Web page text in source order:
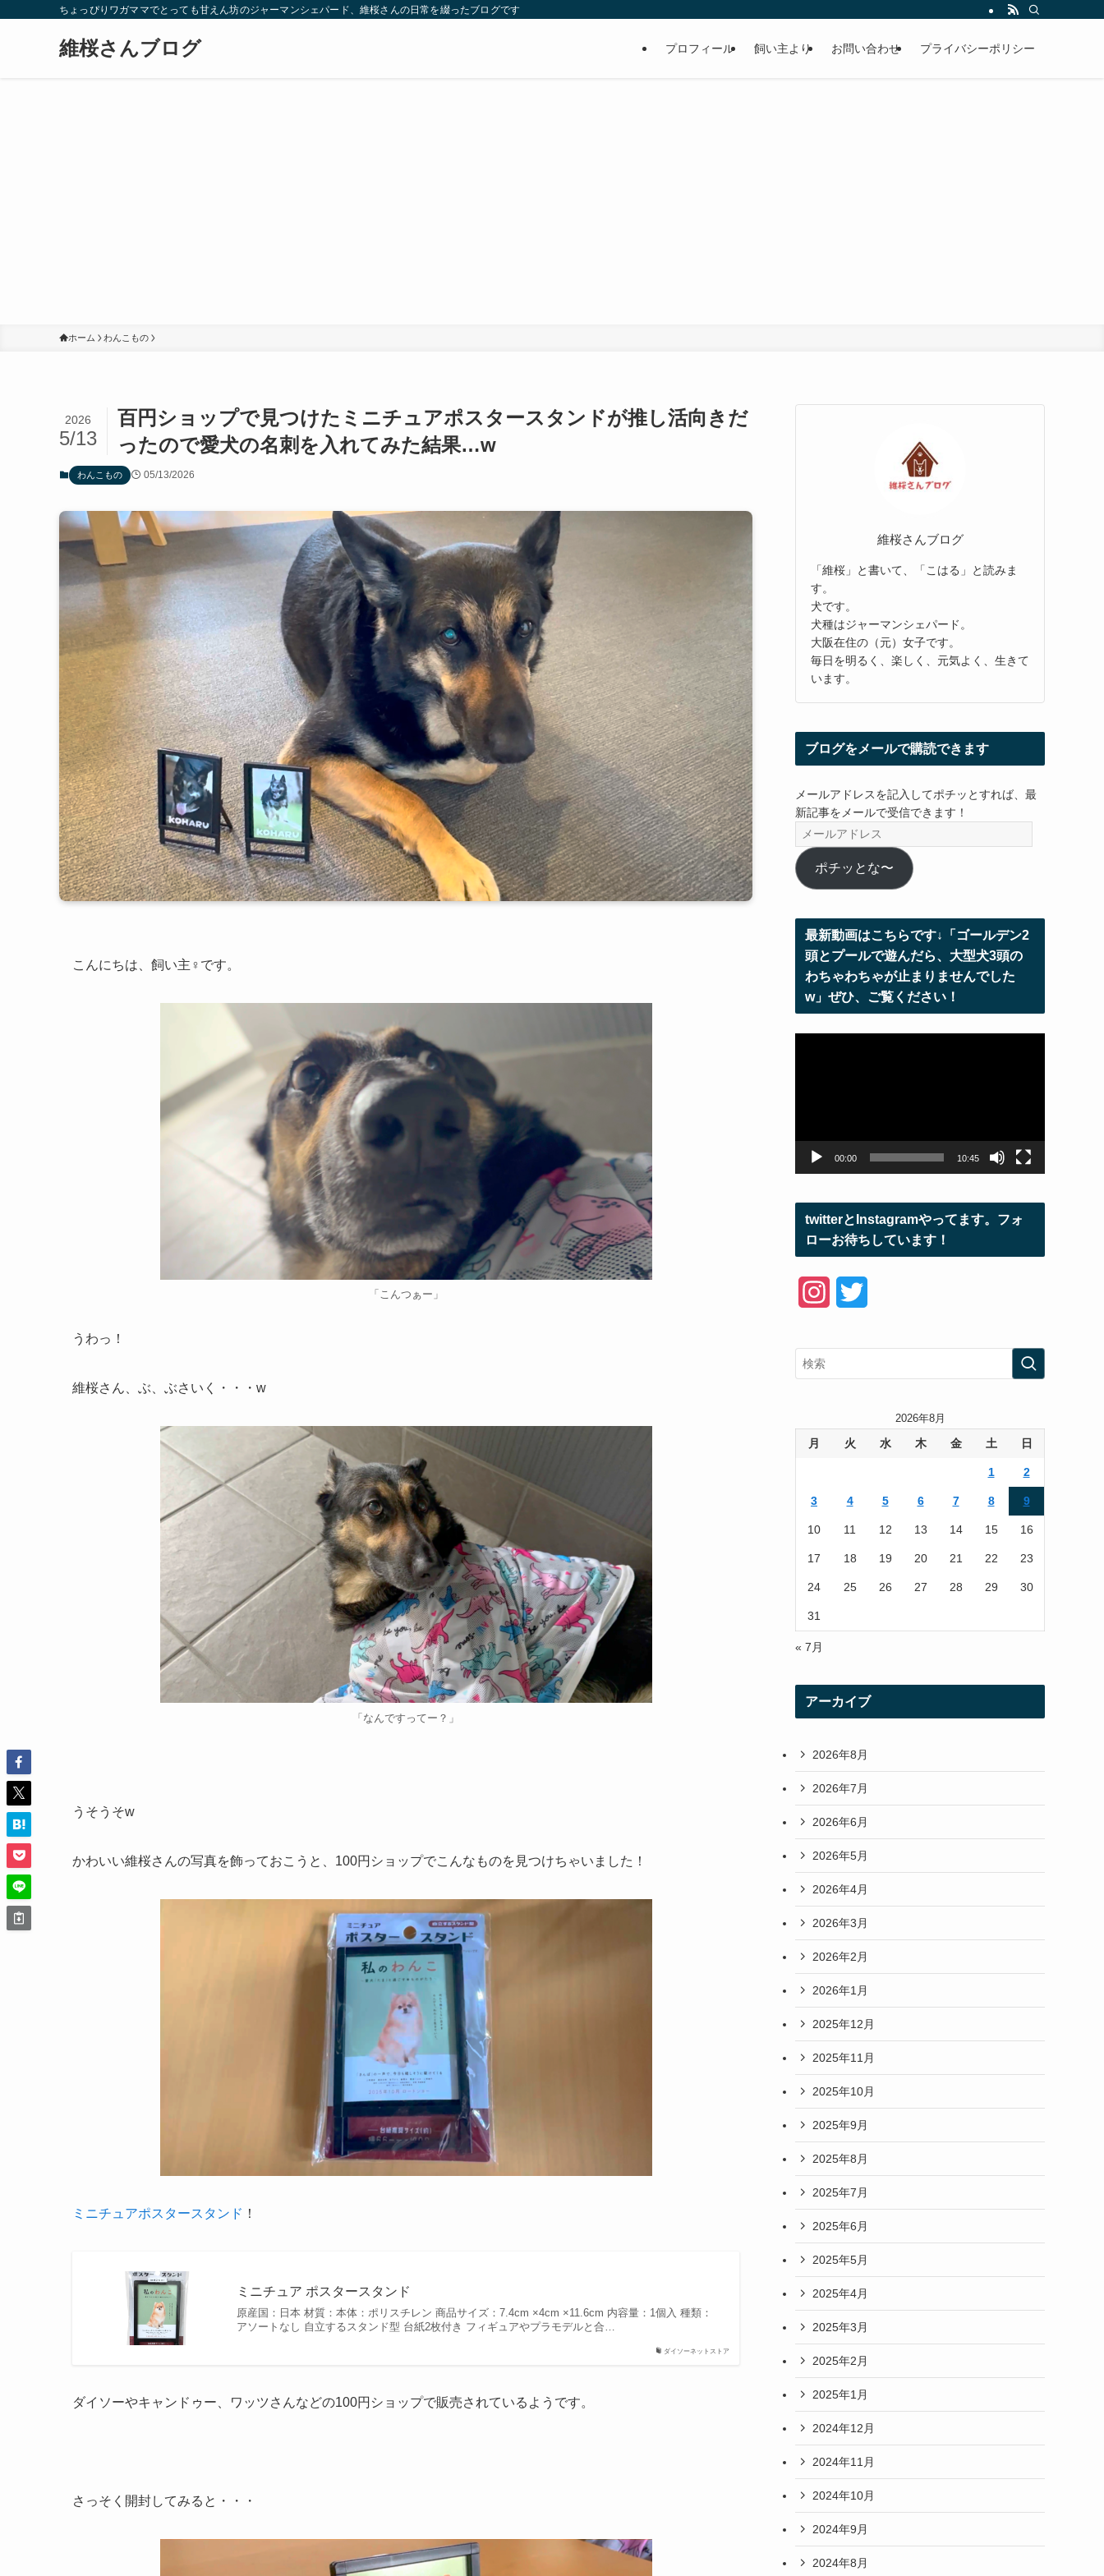
ちょっぴりワガママでとっても甘えん坊のジャーマンシェパード、維桜さんの日常を綴ったブログです
維桜さんブログ プロフィール 飼い主より お問い合わせ プライバシーポリシー
ホーム わんこもの
百円ショップで見つけたミニチュアポスタースタンドが推し活向きだ
ったので愛犬の名刺を入れてみた結果…w
2026
5/13
わんこもの 05/13/2026
こんにちは、飼い主♀です。
「こんつぁー」
うわっ！
維桜さん、ぶ、ぶさいく・・・w
「なんですってー？」
うそうそw
かわいい維桜さんの写真を飾っておこうと、100円ショップでこんなものを見つけちゃいました！
ミニチュアポスタースタンド ！
ダイソーネットストア
ミニチュア ポスタースタンド
原産国：日本 材質：本体：ポリスチレン 商品サイズ：7.4cm ×4cm ×11.6cm 内容量：1個入 種類：
アソートなし 自立するスタンド型 台紙2枚付き フィギュアやプラモデルと合…
ダイソーやキャンドゥー、ワッツさんなどの100円ショップで販売されているようです。
さっそく開封してみると・・・
維桜さんブログ
「維桜」と書いて、「こはる」と読みま
す。
犬です。
犬種はジャーマンシェパード。
大阪在住の（元）女子です。
毎日を明るく、楽しく、元気よく、生きて
います。
ブログをメールで購読できます
メールアドレスを記入してポチッとすれば、最
新記事をメールで受信できます！
ー
ル
ア
レ
ス
ポチッとな〜
最新動画はこちらです↓「ゴールデン2
頭とプールで遊んだら、大型犬3頭の
わちゃわちゃが止まりませんでした
w」ぜひ、ご覧ください！
00:00 10:45
twitterとInstagramやってます。フォ
ローお待ちしています！
2026年8月
月 火 水 木 金 土 日
1 2
3 4 5 6 7 8 9
10 11 12 13 14 15 16
17 18 19 20 21 22 23
24 25 26 27 28 29 30
31
« 7月
アーカイブ
2026年8月
2026年7月
2026年6月
2026年5月
2026年4月
2026年3月
2026年2月
2026年1月
2025年12月
2025年11月
2025年10月
2025年9月
2025年8月
2025年7月
2025年6月
2025年5月
2025年4月
2025年3月
2025年2月
2025年1月
2024年12月
2024年11月
2024年10月
2024年9月
2024年8月